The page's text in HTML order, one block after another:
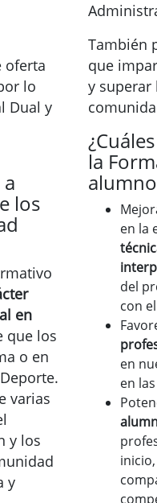
oferta
lo
Dual y
los
en
que los
o en
varias
y los
y
También
que
y superar
la
en la
del
con
en
en